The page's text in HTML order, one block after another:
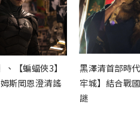
【蝙蝠俠3】
斯岡恩澄清謠
黑澤清首部時
牢城】結合戰
謎